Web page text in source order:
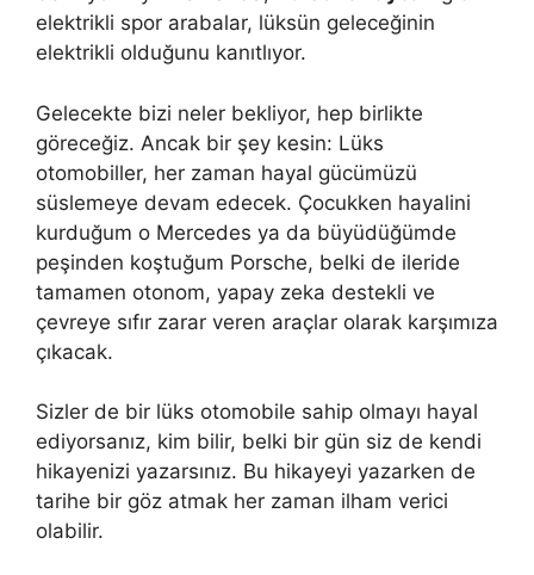
elektrikli spor arabalar, lüksün geleceğinin
elektrikli olduğunu kanıtlıyor.
Gelecekte bizi neler bekliyor, hep birlikte
göreceğiz. Ancak bir şey kesin: Lüks
otomobiller, her zaman hayal gücümüzü
süslemeye devam edecek. Çocukken hayalini
kurduğum o Mercedes ya da büyüdüğümde
peşinden koştuğum Porsche, belki de ileride
tamamen otonom, yapay zeka destekli ve
çevreye sıfır zarar veren araçlar olarak karşımıza
çıkacak.
Sizler de bir lüks otomobile sahip olmayı hayal
ediyorsanız, kim bilir, belki bir gün siz de kendi
hikayenizi yazarsınız. Bu hikayeyi yazarken de
tarihe bir göz atmak her zaman ilham verici
olabilir.